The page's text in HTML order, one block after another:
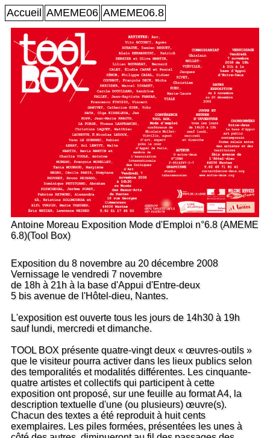
Accueil AMEME06 AMEME06.8
Antoine Moreau Exposition Mode d'Emploi n°6.8 (AMEME
6.8)(Tool Box)
Exposition du 8 novembre au 20 décembre 2008
Vernissage le vendredi 7 novembre
de 18h à 21h à la base d'Appui d'Entre-deux
5 bis avenue de l'Hôtel-dieu, Nantes.
L'exposition est ouverte tous les jours de 14h30 à 19h
sauf lundi, mercredi et dimanche.
TOOL BOX présente quatre-vingt deux « œuvres-outils »
que le visiteur pourra activer dans les lieux publics selon
des temporalités et modalités différentes. Les cinquante-
quatre artistes et collectifs qui participent à cette
exposition ont proposé, sur une feuille au format A4, la
description textuelle d'une (ou plusieurs) œuvre(s).
Chacun des textes a été reproduit à huit cents
exemplaires. Les piles formées, présentées les unes à